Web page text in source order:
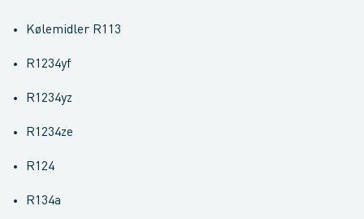
Kølemidler R113
R1234yf
R1234yz
R1234ze
R124
R134a